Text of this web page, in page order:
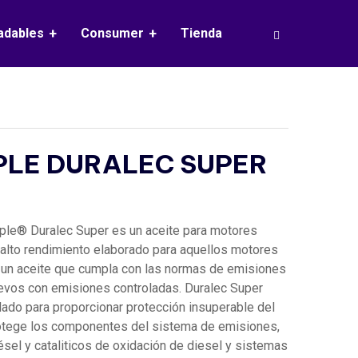
Consumer Tienda
DURALEC SUPER
Duralec Super es un aceite para motores
rendimiento elaborado para aquellos motores
aceite que cumpla con las normas de emisiones
con emisiones controladas. Duralec Super
para proporcionar protección insuperable del
los componentes del sistema de emisiones,
y cataliticos de oxidación de diesel y sistemas